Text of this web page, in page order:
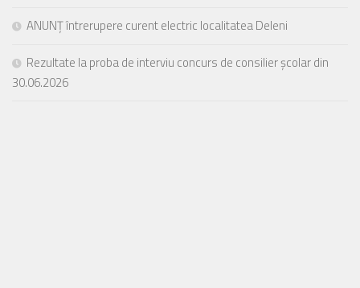
ANUNȚ întrerupere curent electric localitatea Deleni
Rezultate la proba de interviu concurs de consilier școlar din
30.06.2026